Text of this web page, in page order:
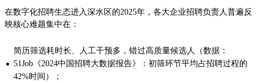
在数字化招聘生态进入深水区的2025年，各大企业招聘负责人普遍反
映核心难题集中在：
·
简历筛选耗时长、人工干预多，错过高质量候选人（数据：
51Job《2024中国招聘大数据报告》：初筛环节平均占招聘过程的
42%时间）；